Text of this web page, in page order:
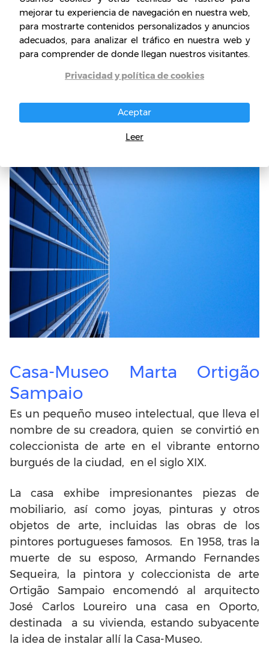
Ayuntamiento de Gaia.
Las Galerías forman parte del núcleo
museológico de la Casa Museo, siendo que las
colecciones de ambas unidades permiten en
artes visuales del siglo XIX y de las primeras
Casa-Museo Marta Ortigão
Sampaio
Es un pequeño museo intelectual, que lleva el
nombre de su creadora, quien se convirtió en
coleccionista de arte en el vibrante entorno
burgués de la ciudad, en el siglo XIX.
La casa exhibe impresionantes piezas de
mobiliario, así como joyas, pinturas y otros
objetos de arte, incluidas las obras de los
pintores portugueses famosos. En 1958, tras la
muerte de su esposo, Armando Fernandes
Sequeira, la pintora y coleccionista de arte
Ortigão Sampaio encomendó al arquitecto
José Carlos Loureiro una casa en Oporto,
destinada a su vivienda, estando subyacente
la idea de instalar allí la Casa-Museo.
mejorar tu experiencia de navegación en nuestra web,
para mostrarte contenidos personalizados y anuncios
adecuados, para analizar el tráfico en nuestra web y
para comprender de donde llegan nuestros visitantes.
Privacidad y política de cookies
Aceptar
Leer